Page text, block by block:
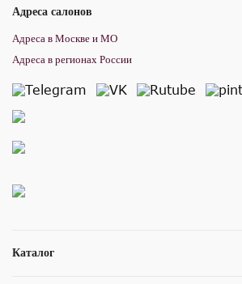
Каталог
Адреса салонов
Адреса в Москве и МО
Адреса в регионах России